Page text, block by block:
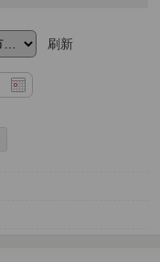
刷新